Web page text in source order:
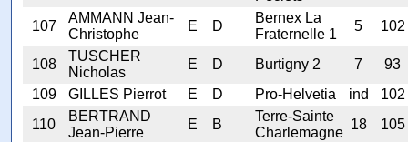
107
AMMANN Jean-
Christophe
E D
Bernex La
Fraternelle 1
5 102
108
TUSCHER
Nicholas
E D Burtigny 2 7
93
109
GILLES Pierrot E D Pro-Helvetia ind
102
110
BERTRAND
Jean-Pierre
E B
Terre-Sainte
Charlemagne
18 105